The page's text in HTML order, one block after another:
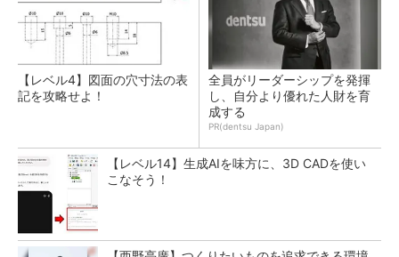
【レベル4】図面の穴寸法の表
記を攻略せよ！
全員がリーダーシップを発揮
し、自分より優れた人財を育
成する
PR(dentsu Japan)
【レベル14】生成AIを味方に、3D CADを使い
こなそう！